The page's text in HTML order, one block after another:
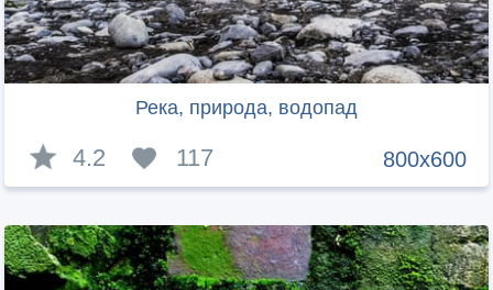
Река, природа, водопад
800x600
4.2 117